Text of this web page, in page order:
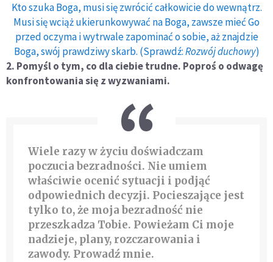
Kto szuka Boga, musi się zwrócić całkowicie do wewnątrz.
Musi się wciąż ukierunkowywać na Boga, zawsze mieć Go
przed oczyma i wytrwale zapominać o sobie, aż znajdzie
Boga, swój prawdziwy skarb. (Sprawdź:Rozwój duchowy)
2. Pomyśl o tym, co dla ciebie trudne. Poproś o odwagę
konfrontowania się z wyzwaniami.
Wiele razy w życiu doświadczam
poczucia bezradności. Nie umiem
właściwie ocenić sytuacji i podjąć
odpowiednich decyzji. Pocieszające jest
tylko to, że moja bezradność nie
przeszkadza Tobie. Powieżam Ci moje
nadzieje, plany, rozczarowania i
zawody. Prowadź mnie.